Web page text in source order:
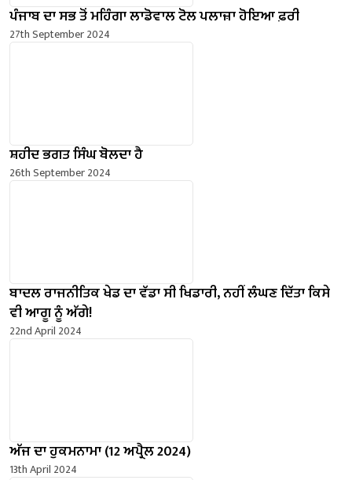
ਪੰਜਾਬ ਦਾ ਸਭ ਤੋਂ ਮਹਿੰਗਾ ਲਾਡੋਵਾਲ ਟੋਲ ਪਲਾਜ਼ਾ ਹੋਇਆ ਫ਼ਰੀ
27th September 2024
ਸ਼ਹੀਦ ਭਗਤ ਸਿੰਘ ਬੋਲਦਾ ਹੈ
26th September 2024
ਬਾਦਲ ਰਾਜਨੀਤਿਕ ਖੇਡ ਦਾ ਵੱਡਾ ਸੀ ਖਿਡਾਰੀ, ਨਹੀਂ ਲੰਘਣ ਦਿੱਤਾ ਕਿਸੇ
ਵੀ ਆਗੂ ਨੂੰ ਅੱਗੇ!
22nd April 2024
ਅੱਜ ਦਾ ਹੁਕਮਨਾਮਾ (12 ਅਪ੍ਰੈਲ 2024)
13th April 2024